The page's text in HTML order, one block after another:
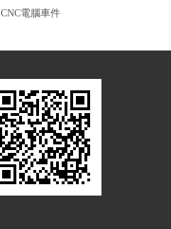
CNC電腦車件